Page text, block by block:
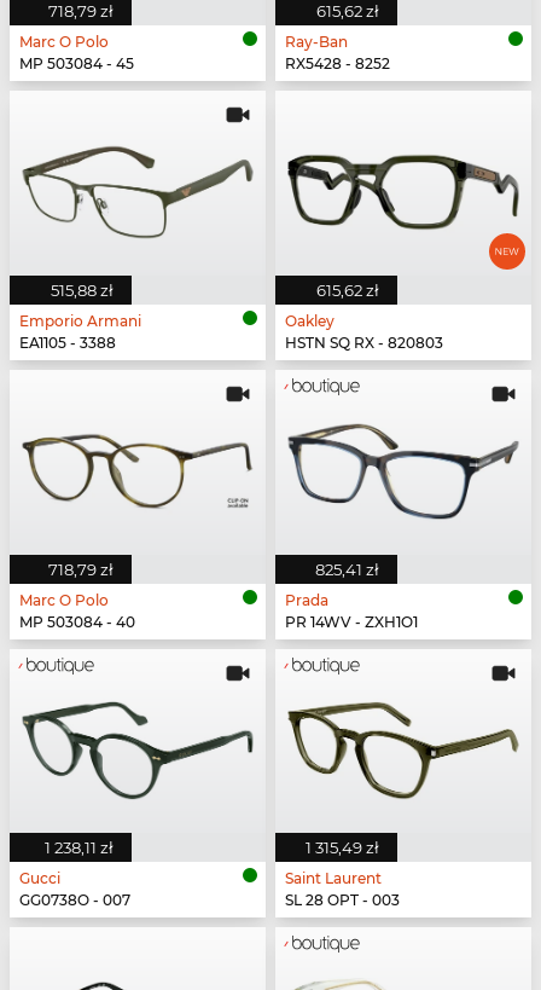
718,79 zł
Marc O Polo
MP 503084 - 45
615,62 zł
Ray-Ban
RX5428 - 8252
515,88 zł
Emporio Armani
EA1105 - 3388
615,62 zł
Oakley
HSTN SQ RX - 820803
718,79 zł
Marc O Polo
MP 503084 - 40
825,41 zł
Prada
PR 14WV - ZXH1O1
1 238,11 zł
Gucci
GG0738O - 007
1 315,49 zł
Saint Laurent
SL 28 OPT - 003